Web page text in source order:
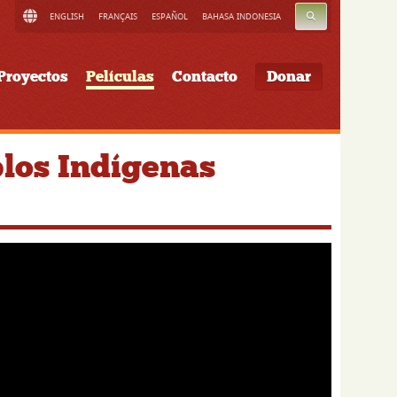
ENGLISH FRANÇAIS ESPAÑOL BAHASA INDONESIA BUSCAR
Películas Contacto Donar
Indígenas